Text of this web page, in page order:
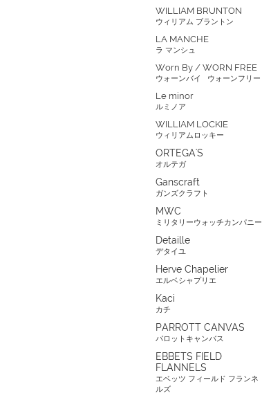
WILLIAM BRUNTON
ウィリアム ブラントン
LA MANCHE
ラ マンシュ
Worn By / WORN FREE
ウォーンバイ ウォーンフリー
Le minor
ルミノア
WILLIAM LOCKIE
ウィリアムロッキー
ORTEGA'S
オルテガ
Ganscraft
ガンズクラフト
MWC
ミリタリーウォッチカンパニー
Detaille
デタイユ
Herve Chapelier
エルベシャプリエ
Kaci
カチ
PARROTT CANVAS
パロットキャンバス
EBBETS FIELD
FLANNELS
エベッツ フィールド フランネ
ルズ